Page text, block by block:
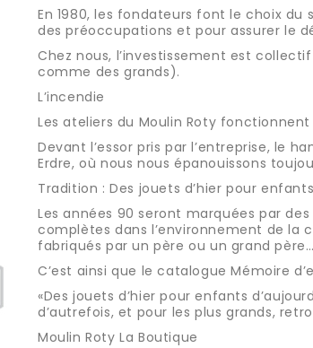
En 1980, les fondateurs font le choix
des préoccupations et pour assurer le
Chez nous, l’investissement est
comme des grands).
L’incendie
Les ateliers du Moulin Roty
Devant l’essor pris par l’entreprise, le
Erdre, où nous nous épanouissons
Tradition : Des jouets d’hier pour enfants
Les années 90 seront marquées par
complètes dans l’environnement de la
fabriqués par un père ou un grand père…
C’est ainsi que le catalogue Mémoire
«Des jouets d’hier pour enfants
d’autrefois, et pour les plus grands,
Moulin Roty La Boutique